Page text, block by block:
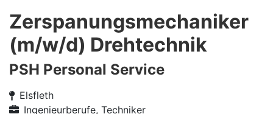
Zerspanungsmechaniker
(m/w/d) Drehtechnik
PSH Personal Service
Elsfleth
Ingenieurberufe, Techniker